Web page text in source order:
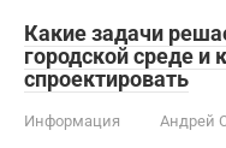
Какие задачи
городской среде и
спроектировать
Информация Андрей